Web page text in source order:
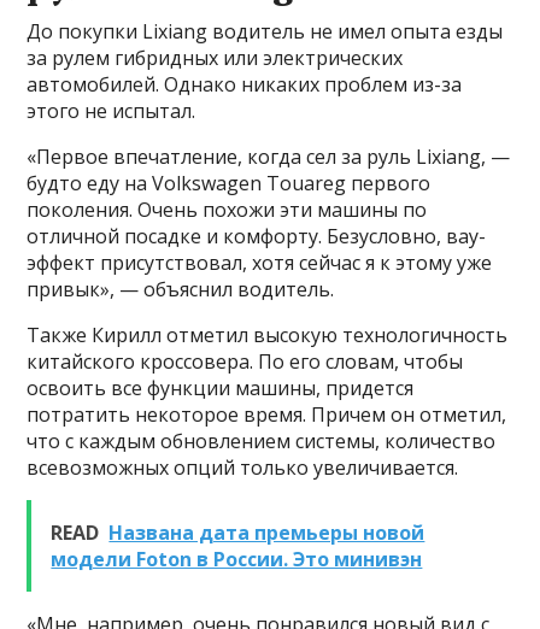
До покупки Lixiang водитель не имел опыта езды
за рулем гибридных или электрических
автомобилей. Однако никаких проблем из-за
этого не испытал.
«Первое впечатление, когда сел за руль Lixiang, —
будто еду на Volkswagen Touareg первого
поколения. Очень похожи эти машины по
отличной посадке и комфорту. Безусловно, вау-
эффект присутствовал, хотя сейчас я к этому уже
привык», — объяснил водитель.
Также Кирилл отметил высокую технологичность
китайского кроссовера. По его словам, чтобы
освоить все функции машины, придется
потратить некоторое время. Причем он отметил,
что с каждым обновлением системы, количество
всевозможных опций только увеличивается.
READ Названа дата премьеры новой
модели Foton в России. Это минивэн